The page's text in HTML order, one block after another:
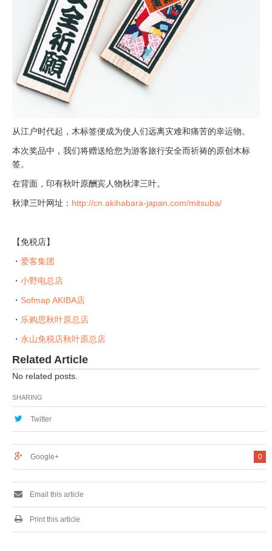
从江户时代起，木标签便成为使人们远离灾难和痛苦的幸运物。
本次奖品中，我们将赠送给您为游客旅行安全而祈祷的原创木标
签。
在背面，印有秋叶原酬宾人物秋津三叶。
秋津三叶网址： http://cn.akihabara-japan.com/mitsuba/
【免税店】
・ 爱客集团
・ 小野电总店
・ Sofmap AKIBA店
・ 乐购思秋叶原总店
・ 永山免税店秋叶原总店
Related Article
No related posts.
SHARING
Twitter
0
Google+
Email this article
Print this article